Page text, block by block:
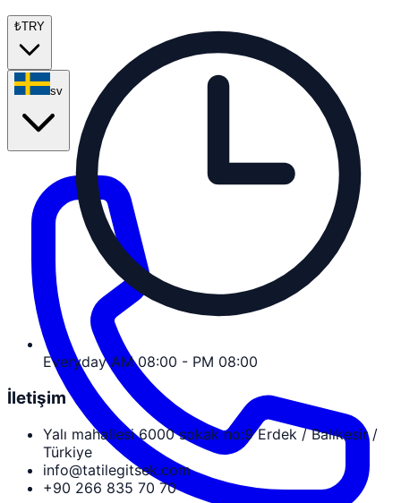
₺TRY
sv
Everyday AM 08:00 - PM 08:00
İletişim
Yalı mahallesi 6000 sokak no:9 Erdek / Balıkesir /
Türkiye
info@tatilegitsek.com
+90 266 835 70 70